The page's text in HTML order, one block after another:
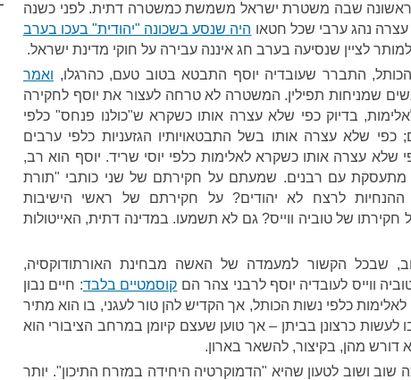
שבה משטרת ישראל משמשת כמשטרה דתית. לפני כשנה
עצרה נהג ערבי שכל חטאו היה שנסע בשכונה "יהודית" בעכו בערב
לציין שנסיעה בערב חג איננה עבירה על חוקי מדינת ישראל.
התברר שעובדיה יוסף התבטא בטוב טעם, כהרגלו, ואמר
שמניחות תפילין. המשטרה לא טרחה לעצור את יוסף לחקירה
בדיוק כפי שלא עצרה אותו כשקרא ש"כולנו פנחס" כלפי
כפי שלא עצרה אותו בשל התבטאויותיו הגזעניות כלפי ערבים
שלא עצרה אותו כשקרא לאלימות כלפי יוסי שריד. יוסף הוא רב,
עם רבנים. שמעתם על חקירתם של שני כותבי "תורת
לרצח לא יהודים? על חקירתם של ראשי הישיבות
חקירתו של טוביה ווייס? גם לא תשמעו. במדינה דתית, האייטולות
שוב, שבכל הקשור למעמדה של האשה מבחינת האורתודוקסיה,
ווייס לעובדיה יוסף לרבני צהר הם קוסמטיים בלבד: חיים נבון
כלפי נשות הכותל, אך הקדיש להן טור לעגני, בו הוא מתיר
לעשות כרצונן בביתן – אך טוען שעצם קיומן במרחב הציבורי הוא
דורש מהן, בקיצור, להשאר בארון.
שוב ושוב לטעון שהיא "הדמוקרטיה היחידה במזרח התיכון". יותר